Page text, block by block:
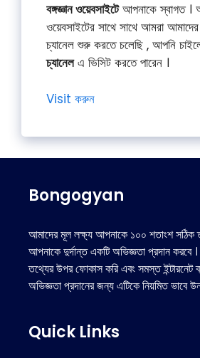
বঙ্গজ্ঞান ওয়েবসাইটেআপনাকে স্বাগত ।
ওয়েবসাইটের সাথে সাথে আমরা
চ্যানেল শুরু করতে চলেছি , আপনি
চ্যানেলএ ভিসিট করতে পারেন ।
Visit করুন
Bongogyan
আমাদের মূল লক্ষ্য আপনাকে ১০০ শতাংশ সঠিক
আপনাকে দুর্দান্ত একটি অভিজ্ঞতা প্রদান করবে
তথ্যের উপর ফোকাস করি এবং সমস্ত ইন্টারনেট
অভিজ্ঞতা প্রদানের জন্য এটিকে নিয়মিত ভাবে
Quick Links